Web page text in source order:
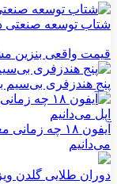
شتاب توسعه صنعتی
قیمت واقعی
پنج هندزفری بی‌سیم
آیفون ۱۸ چه
می‌دانیم
دوران طلایی گلدن